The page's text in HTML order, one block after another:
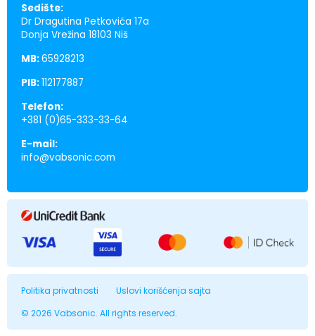
Sedište:
Dr Dragutina Petkovića 17a
Donja Vrežina 18103 Niš
MB:65928213
PIB:112177887
Telefon:
+381 (0)65-333-33-64
E-mail:
info@vabsonic.com
© 2026 Vabsonic. All rights reserved.
Politika privatnosti Uslovi korišćenja sajta